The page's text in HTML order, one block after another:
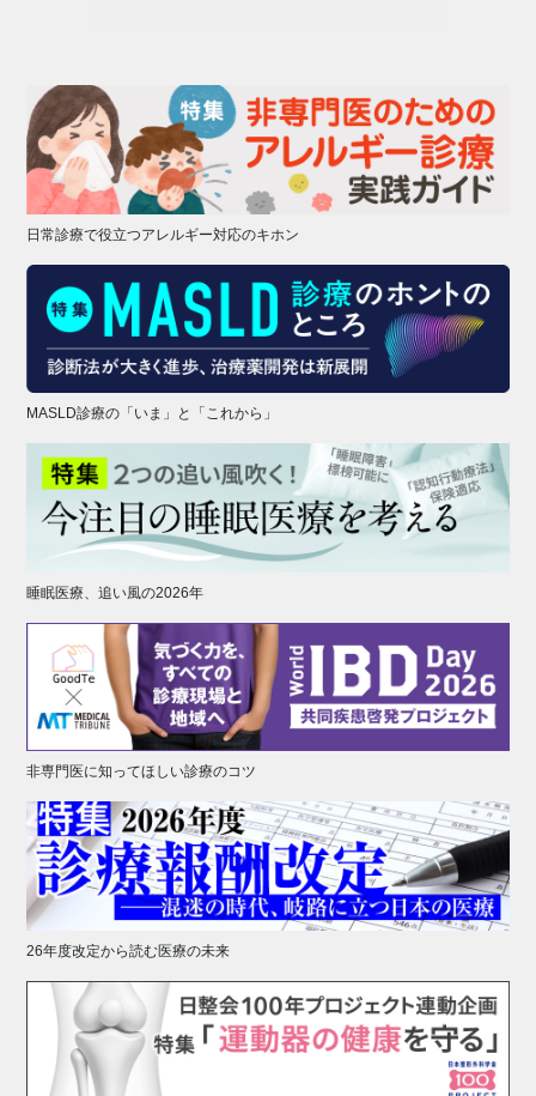
日常診療で役立つアレルギー対応のキホン
MASLD診療の「いま」と「これから」
睡眠医療、追い風の2026年
非専門医に知ってほしい診療のコツ
26年度改定から読む医療の未来